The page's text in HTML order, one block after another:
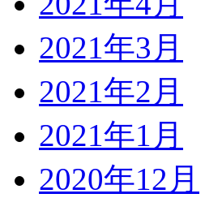
2021年3月
2021年2月
2021年1月
2020年12月